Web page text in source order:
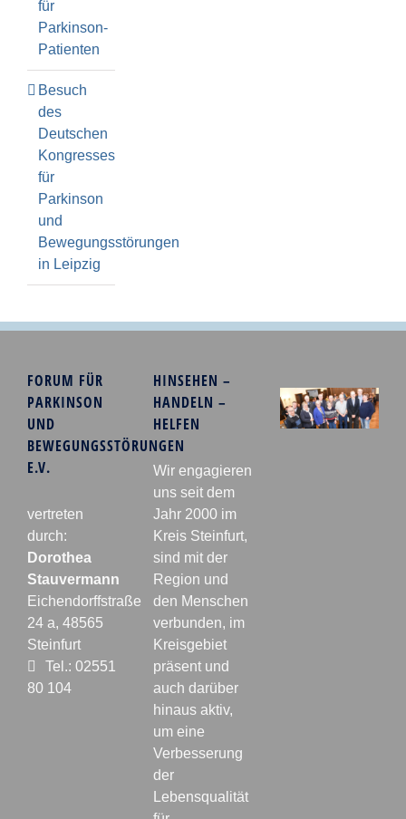
für
Parkinson-
Patienten
Besuch
des
Deutschen
Kongresses
für
Parkinson
und
Bewegungsstörungen
in Leipzig
FORUM FÜR
PARKINSON
UND
BEWEGUNGSSTÖRUNGEN
E.V.
vertreten
durch:
Dorothea
Stauvermann
Eichendorffstraße
24 a, 48565
Steinfurt
Tel.: 02551
80 104
HINSEHEN –
HANDELN –
HELFEN
Wir engagieren
uns seit dem
Jahr 2000 im
Kreis Steinfurt,
sind mit der
Region und
den Menschen
verbunden, im
Kreisgebiet
präsent und
auch darüber
hinaus aktiv,
um eine
Verbesserung
der
Lebensqualität